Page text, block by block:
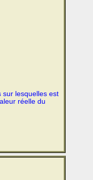
sur lesquelles est
réelle du